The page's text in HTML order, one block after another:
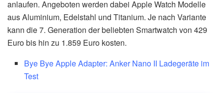
anlaufen. Angeboten werden dabei Apple Watch Modelle
aus Aluminium, Edelstahl und Titanium. Je nach Variante
kann die 7. Generation der beliebten Smartwatch von 429
Euro bis hin zu 1.859 Euro kosten.
Bye Bye Apple Adapter: Anker Nano II Ladegeräte im
Test